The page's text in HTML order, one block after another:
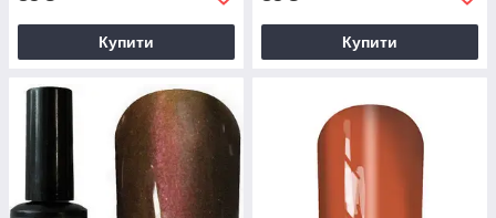
Купити Купити